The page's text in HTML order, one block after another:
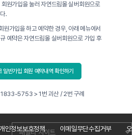
원가입을 눌러 자연드림몰 실버회원으로
.
가입을 하고 예약한 경우, 아래 메뉴에서
예약은 자연드림몰 실버회원으로 가입 후
반가입 회원 예약내역 확인하기
1833-5753 > 1번 괴산 / 2번 구례
개인정보보호정책 이메일무단수집거부